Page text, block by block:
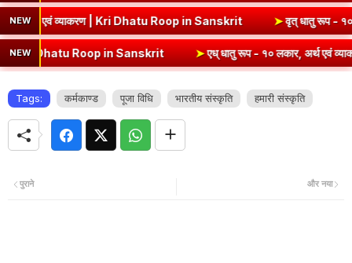
NEW - १० लकार, अर्थ एवं व्याकरण | Kri Dhatu Roop in Sanskrit ➤
NEWRoop in Sanskrit ➤एध् धातु रूप - १० लकार, अर्थ एवं व्याकरण |
Tags: कर्मकाण्ड पूजा विधि भारतीय संस्कृति हमारी संस्कृति
और नया
पुराने